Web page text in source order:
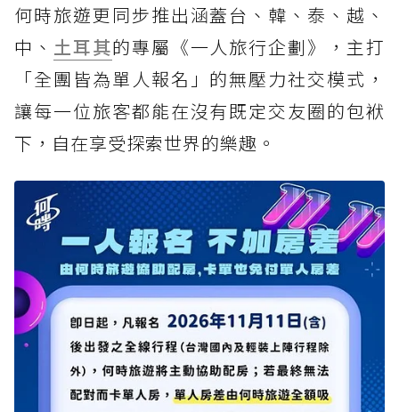
何時旅遊更同步推出涵蓋台、韓、泰、越、
中、 土耳其的專屬《一人旅行企劃》，主打
「全團皆為單人報名」的無壓力社交模式，
讓每一位旅客都能在沒有既定交友圈的包袱
下，自在享受探索世界的樂趣。